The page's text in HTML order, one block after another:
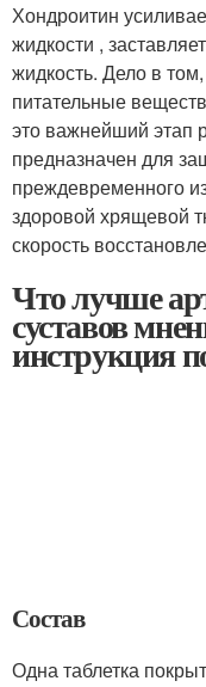
Хондроитин
жидкости ,
жидкость. Дело в
питательные
это важнейший этап
предназначен для
преждевременного
здоровой хрящевой
скорость
Что лучше
суставов
инструкция
Состав
Одна таблетка